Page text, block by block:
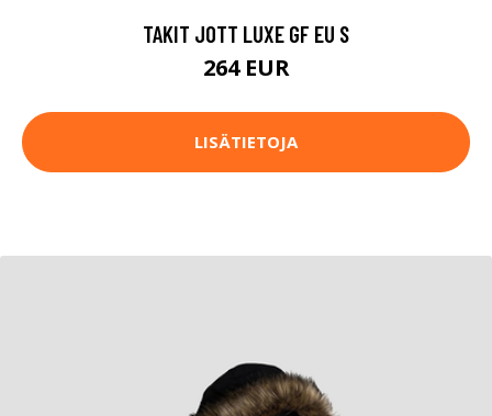
TAKIT JOTT LUXE GF EU S
264 EUR
LISÄTIETOJA